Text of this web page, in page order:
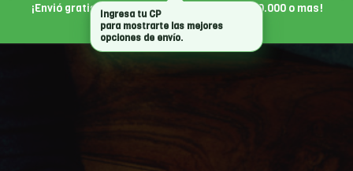
¡Envió gratis en CABA, con tu compra de $300.000 o mas!
Ingresa tu CP
para mostrarte las mejores
opciones de envío.